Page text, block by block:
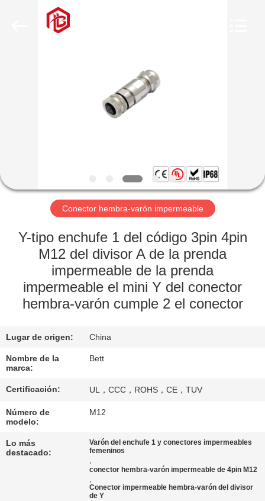
PRODUCTOS
VIAJE
LA
FÁBRICA
CONTROL
DE
MAPA
DEL
SITIO
PRIVACY
POLICY
Conector hembra-varón impermeable
Y-tipo enchufe 1 del código 3pin 4pin
M12 del divisor A de la prenda
impermeable de la prenda
impermeable el mini Y del conector
hembra-varón cumple 2 el conector
Lugar de origen: China
Nombre de la
marca:
Bett
Certificación: UL，CCC，ROHS，CE，TUV
Número de
modelo:
M12
Lo más
destacado:
Varón del enchufe 1 y conectores impermeables
femeninos
,
conector hembra-varón impermeable de 4pin M12
,
Conector impermeable hembra-varón del divisor
de Y